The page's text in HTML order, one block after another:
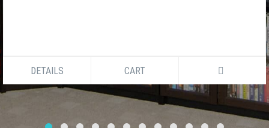
DETAILS CART